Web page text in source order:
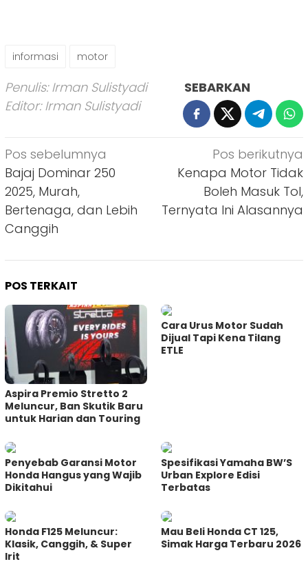
informasi motor
Penulis: Irman Sulistyadi
Editor: Irman Sulistyadi
SEBARKAN
Navigasi
pos
Pos sebelumnya
Bajaj Dominar 250
2025, Murah,
Bertenaga, dan Lebih
Canggih
Pos berikutnya
Kenapa Motor Tidak
Boleh Masuk Tol,
Ternyata Ini Alasannya
POS TERKAIT
Aspira Premio Stretto 2
Meluncur, Ban Skutik Baru
untuk Harian dan Touring
Cara Urus Motor Sudah
Dijual Tapi Kena Tilang
ETLE
Penyebab Garansi Motor
Honda Hangus yang Wajib
Dikitahui
Spesifikasi Yamaha BW’S
Urban Explore Edisi
Terbatas
Honda F125 Meluncur:
Klasik, Canggih, & Super
Irit
Mau Beli Honda CT 125,
Simak Harga Terbaru 2026